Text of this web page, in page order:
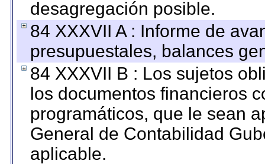
desagregación posible.
84 XXXVII A : Informe de
presupuestales, balances
84 XXXVII B : Los sujetos
los documentos financieros
programáticos, que le sean
General de Contabilidad
aplicable.